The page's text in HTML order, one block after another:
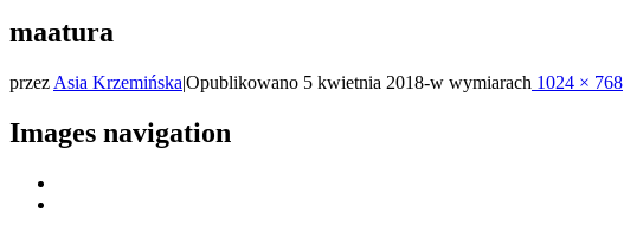
maatura
przez Asia Krzemińska|Opublikowano 5 kwietnia 2018-w wymiarach 1024 × 768
Images navigation